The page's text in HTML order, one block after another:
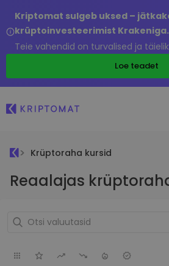
Kriptomat sulgeb uksed –
krüptoinvesteerimist Krakeniga.
Teie vahendid on turvalised ja
Loe teadet
Krüptoraha kursid
Reaalajas